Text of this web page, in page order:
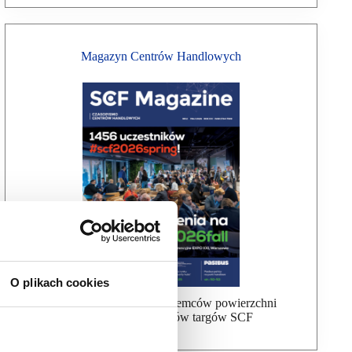
O plikach cookies
Magazyn Centrów Handlowych
Bezpłatna wysyłka dla najemców powierzchni
handlowej, uczestników targów SCF